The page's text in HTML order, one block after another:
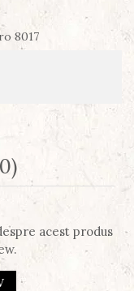
8017
acest produs